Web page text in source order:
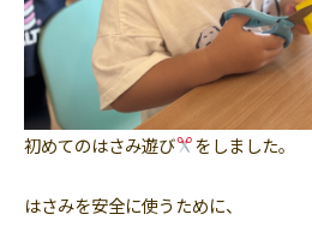
初めてのはさみ遊び をしました。
はさみを安全に使うために、